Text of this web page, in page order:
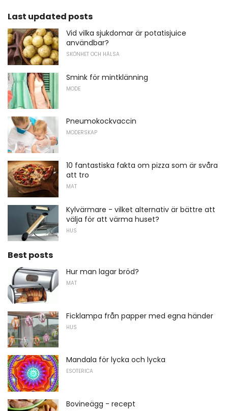
Last updated posts
Vid vilka sjukdomar är potatisjuice
användbar?
SKÖNHET OCH HÄLSA
Smink för mintklänning
MODE
Pneumokockvaccin
MODERSKAP
10 fantastiska fakta om pizza som är svåra
att tro
MAT
Kylvärmare - vilket alternativ är bättre att
välja för att värma huset?
HUS
Best posts
Hur man lagar bröd?
MAT
Ficklampa från papper med egna händer
HUS
Mandala för lycka och lycka
ESOTERICA
Bovineägg - recept